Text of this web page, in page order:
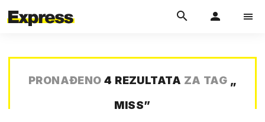
PRONAĐENO 4 REZULTATA ZA TAG „
MISS”